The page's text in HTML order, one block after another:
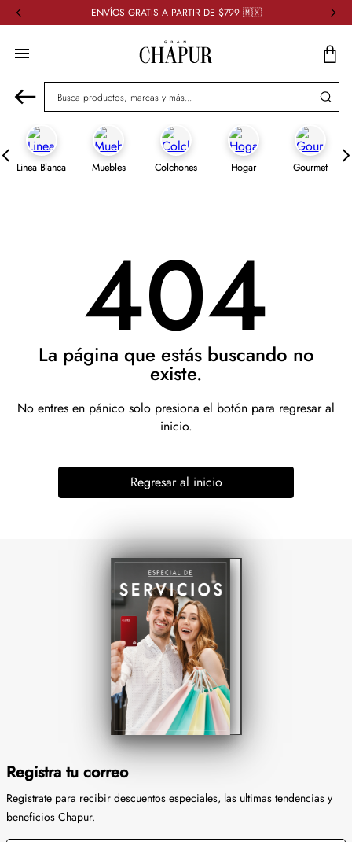
ENVÍOS GRATIS A PARTIR DE $799 🇲🇽
Busca productos, marcas y más...
Linea Blanca Muebles Colchones Hogar Gourmet
404
La página que estás buscando no
existe.
No entres en pánico solo presiona el botón para regresar al
inicio.
Regresar al inicio
Registra tu correo
Registrate para recibir descuentos especiales, las ultimas tendencias y
beneficios Chapur.